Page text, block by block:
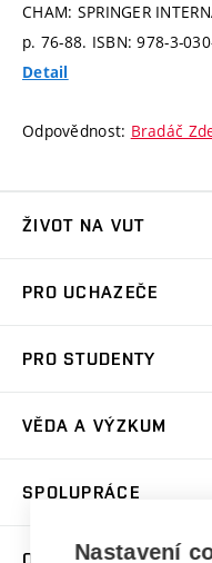
CHAM: SPRINGER
p. 76-88. ISBN: 978-3-
Detail
Odpovědnost: Bradáč
ŽIVOT NA VUT
Koleje
Sport na VUT
PRO UCHAZEČE
Dny otevřených dveří
Celoživotní vzdělávání
PRO STUDENTY
Harmonogram
Závěrečné práce
Zpracování osobních
Sociální bezpečí
Studium bez bariér
VĚDA A VÝZKUM
Mezinárodní vědecká
SPOLUPRÁCE
Firemní spolupráce
Nastavení